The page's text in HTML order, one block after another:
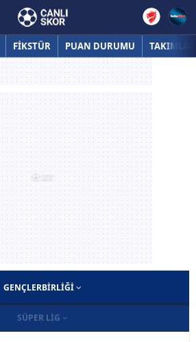
FİKSTÜR PUAN DURUMU TAKIMLAR
GENÇLERBIRLIĞI
SÜPER LIG